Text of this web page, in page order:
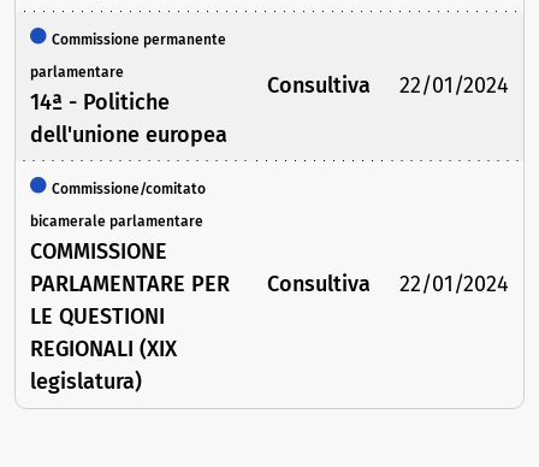
Commissione permanente
parlamentare
14ª - Politiche
dell'unione europea
Consultiva 22/01/2024
Commissione/comitato
bicamerale parlamentare
COMMISSIONE
PARLAMENTARE PER
LE QUESTIONI
REGIONALI (XIX
legislatura)
Consultiva 22/01/2024